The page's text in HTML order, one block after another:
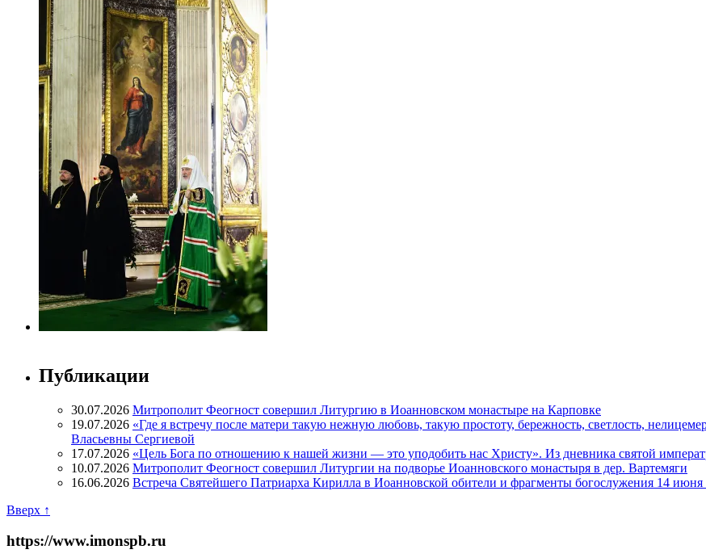
Публикации
30.07.2026 Митрополит Феогност совершил Литургию в Иоанновском монастыре на Карповке
19.07.2026 «Где я встречу после матери такую нежную любовь, такую простоту, бережность, светлость,
Власьевны Сергиевой
17.07.2026 «Цель Бога по отношению к нашей жизни — это уподобить нас Христу». Из дневника святой
10.07.2026 Митрополит Феогност совершил Литургии на подворье Иоанновского монастыря в дер. Вартемяги
16.06.2026 Встреча Святейшего Патриарха Кирилла в Иоанновской обители и фрагменты богослужения 14 июня
Вверх ↑
https://www.imonspb.ru